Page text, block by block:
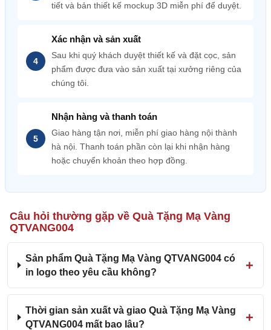
tiết và bản thiết kế mockup 3D miễn phí để duyệt.
Xác nhận và sản xuất
Sau khi quý khách duyệt thiết kế và đặt cọc, sản
phẩm được đưa vào sản xuất tại xưởng riêng của
chúng tôi.
Nhận hàng và thanh toán
Giao hàng tận nơi, miễn phí giao hàng nội thành
hà nội. Thanh toán phần còn lại khi nhận hàng
hoặc chuyển khoản theo hợp đồng.
Câu hỏi thường gặp về Quà Tặng Mạ Vàng
QTVANG004
Sản phẩm Quà Tặng Mạ Vàng QTVANG004 có
in logo theo yêu cầu không?
Thời gian sản xuất và giao Quà Tặng Mạ Vàng
QTVANG004 mất bao lâu?